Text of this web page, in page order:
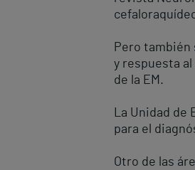
Pero también
y respuesta
de la EM.
La Unidad de
para el
Otro de las